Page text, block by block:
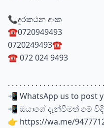
📞දුරකථන අංක
☎️0720949493
0720249493☎️
☎️ 072 024 9493
. . . . . . . . . . . . . . . . . . . . . . . .
📲 WhatsApp us to post
📲 ඔයාගේ දැන්වීමත් මේ
👉 https://wa.me/